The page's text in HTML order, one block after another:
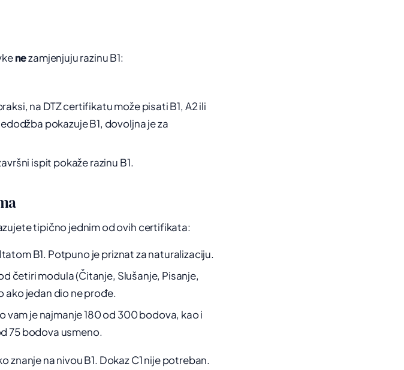
nezamjenjuju razinu B1:
na DTZ certifikatu može pisati B1, A2 ili
pokazuje B1, dovoljna je za
ispit pokaže razinu B1.
tipično jednim od ovih certifikata:
B1. Potpuno je priznat za naturalizaciju.
četiri modula (Čitanje, Slušanje, Pisanje,
jedan dio ne prođe.
vam je najmanje 180 od 300 bodova, kao i
75 bodova usmeno.
na nivou B1. Dokaz C1 nije potreban.